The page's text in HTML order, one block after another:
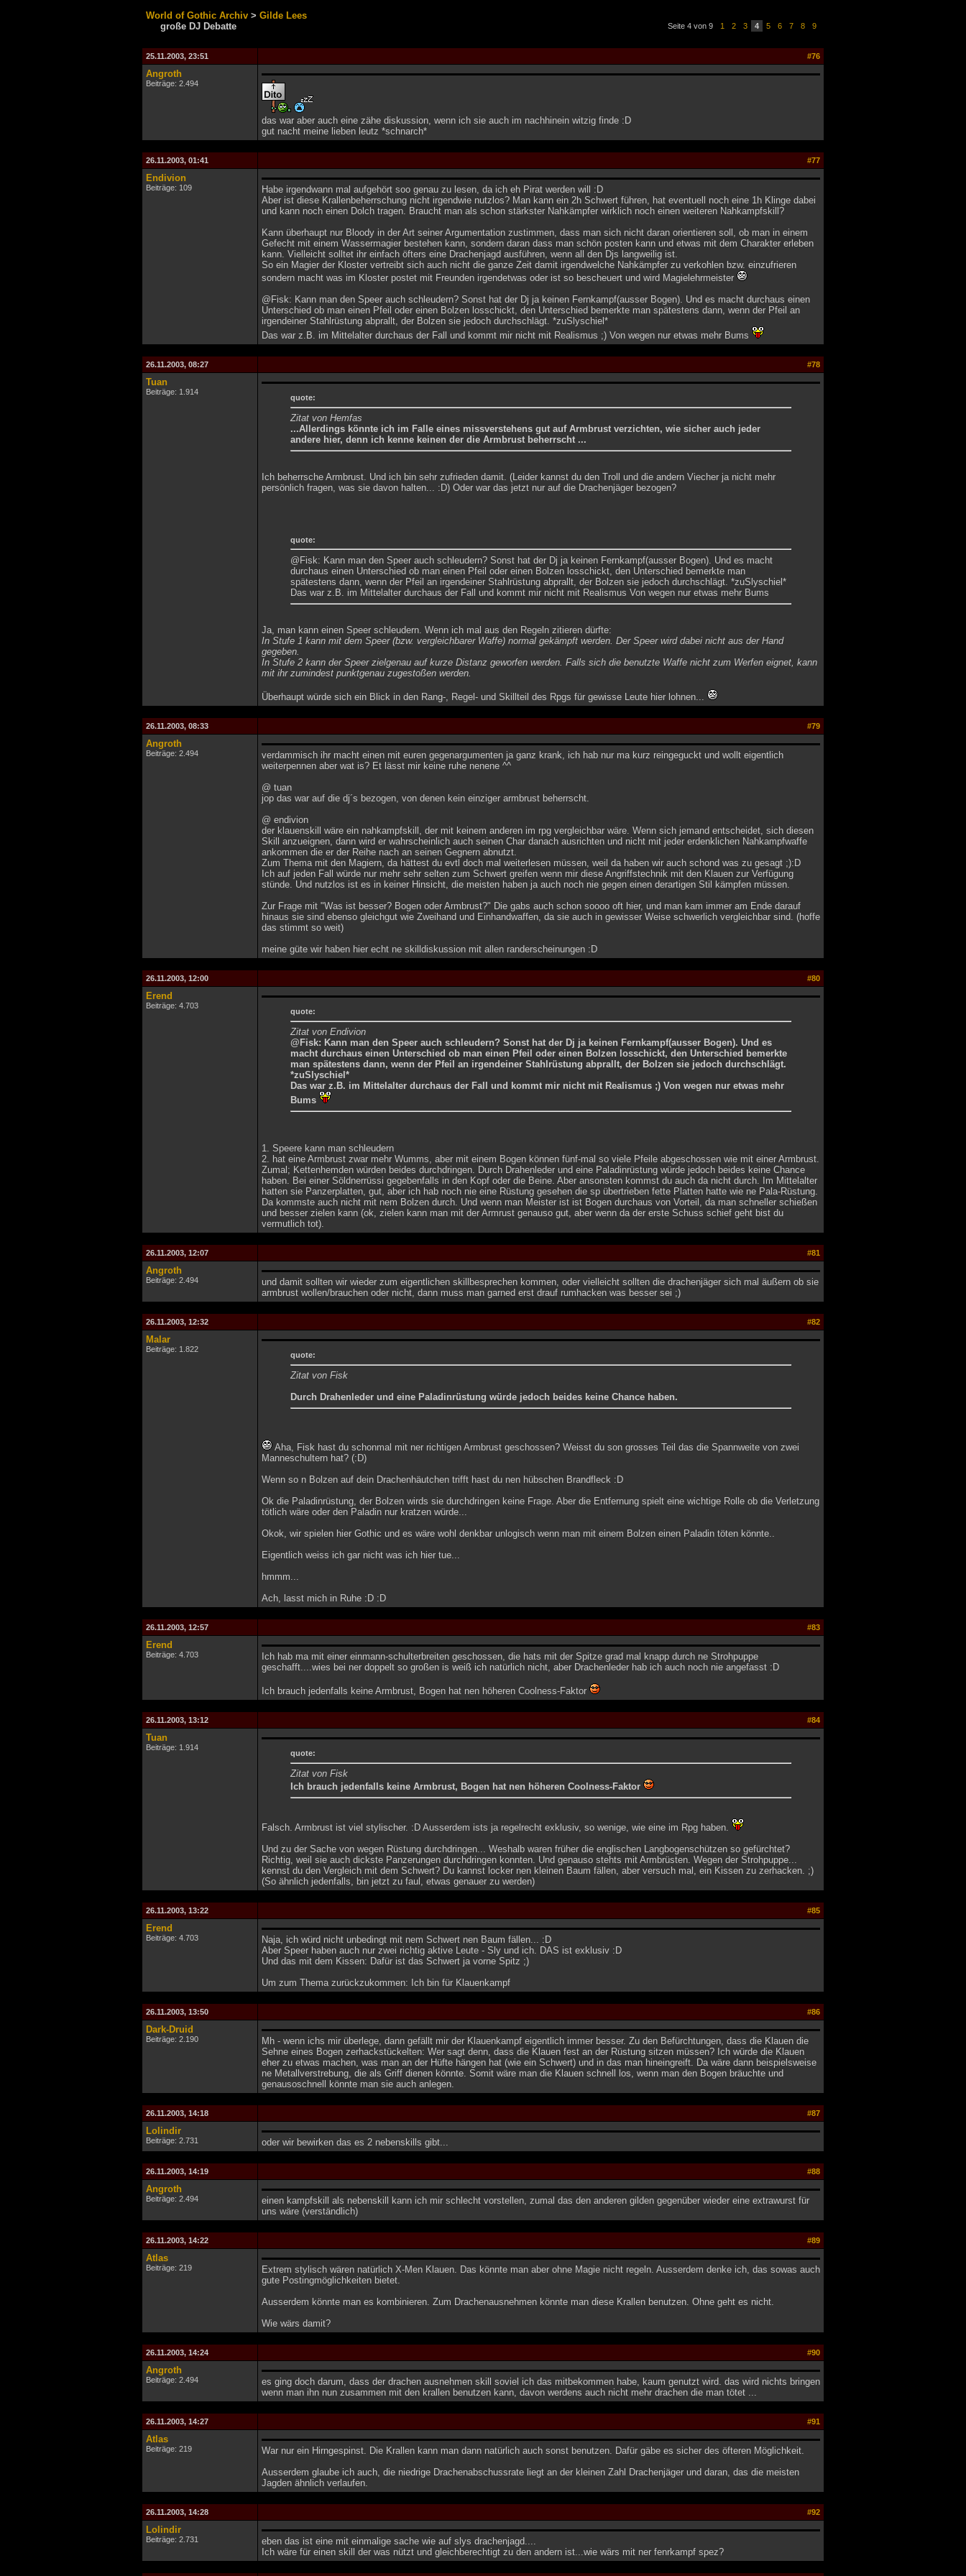
World of Gothic Archiv > Gilde Lees
große DJ Debatte
Seite 4 von 9 1 2 3 4 5 6 7 8 9
25.11.2003, 23:51 #76
Angroth
Beiträge: 2.494
das war aber auch eine zähe diskussion, wenn ich sie auch im nachhinein witzig finde :D
gut nacht meine lieben leutz *schnarch*
26.11.2003, 01:41 #77
Endivion
Beiträge: 109
Habe irgendwann mal aufgehört soo genau zu lesen, da ich eh Pirat werden will :D
Aber ist diese Krallenbeherrschung nicht irgendwie nutzlos? Man kann ein 2h Schwert führen, hat eventuell noch eine 1h Klinge dabei
und kann noch einen Dolch tragen. Braucht man als schon stärkster Nahkämpfer wirklich noch einen weiteren Nahkampfskill?
Kann überhaupt nur Bloody in der Art seiner Argumentation zustimmen, dass man sich nicht daran orientieren soll, ob man in einem
Gefecht mit einem Wassermagier bestehen kann, sondern daran dass man schön posten kann und etwas mit dem Charakter erleben
kann. Vielleicht solltet ihr einfach öfters eine Drachenjagd ausführen, wenn all den Djs langweilig ist.
So ein Magier der Kloster vertreibt sich auch nicht die ganze Zeit damit irgendwelche Nahkämpfer zu verkohlen bzw. einzufrieren
sondern macht was im Kloster postet mit Freunden irgendetwas oder ist so bescheuert und wird Magielehrmeister
@Fisk: Kann man den Speer auch schleudern? Sonst hat der Dj ja keinen Fernkampf(ausser Bogen). Und es macht durchaus einen
Unterschied ob man einen Pfeil oder einen Bolzen losschickt, den Unterschied bemerkte man spätestens dann, wenn der Pfeil an
irgendeiner Stahlrüstung abprallt, der Bolzen sie jedoch durchschlägt. *zuSlyschiel*
Das war z.B. im Mittelalter durchaus der Fall und kommt mir nicht mit Realismus ;) Von wegen nur etwas mehr Bums
26.11.2003, 08:27 #78
Tuan
Beiträge: 1.914
quote:
Zitat von Hemfas
...Allerdings könnte ich im Falle eines missverstehens gut auf Armbrust verzichten, wie sicher auch jeder
andere hier, denn ich kenne keinen der die Armbrust beherrscht ...
Ich beherrsche Armbrust. Und ich bin sehr zufrieden damit. (Leider kannst du den Troll und die andern Viecher ja nicht mehr
persönlich fragen, was sie davon halten... :D) Oder war das jetzt nur auf die Drachenjäger bezogen?
quote:
@Fisk: Kann man den Speer auch schleudern? Sonst hat der Dj ja keinen Fernkampf(ausser Bogen). Und es macht
durchaus einen Unterschied ob man einen Pfeil oder einen Bolzen losschickt, den Unterschied bemerkte man
spätestens dann, wenn der Pfeil an irgendeiner Stahlrüstung abprallt, der Bolzen sie jedoch durchschlägt. *zuSlyschiel*
Das war z.B. im Mittelalter durchaus der Fall und kommt mir nicht mit Realismus Von wegen nur etwas mehr Bums
Ja, man kann einen Speer schleudern. Wenn ich mal aus den Regeln zitieren dürfte:
In Stufe 1 kann mit dem Speer (bzw. vergleichbarer Waffe) normal gekämpft werden. Der Speer wird dabei nicht aus der Hand
gegeben.
In Stufe 2 kann der Speer zielgenau auf kurze Distanz geworfen werden. Falls sich die benutzte Waffe nicht zum Werfen eignet, kann
mit ihr zumindest punktgenau zugestoßen werden.
Überhaupt würde sich ein Blick in den Rang-, Regel- und Skillteil des Rpgs für gewisse Leute hier lohnen...
26.11.2003, 08:33 #79
Angroth
Beiträge: 2.494
verdammisch ihr macht einen mit euren gegenargumenten ja ganz krank, ich hab nur ma kurz reingeguckt und wollt eigentlich
weiterpennen aber wat is? Et lässt mir keine ruhe nenene ^^
@ tuan
jop das war auf die dj´s bezogen, von denen kein einziger armbrust beherrscht.
@ endivion
der klauenskill wäre ein nahkampfskill, der mit keinem anderen im rpg vergleichbar wäre. Wenn sich jemand entscheidet, sich diesen
Skill anzueignen, dann wird er wahrscheinlich auch seinen Char danach ausrichten und nicht mit jeder erdenklichen Nahkampfwaffe
ankommen die er der Reihe nach an seinen Gegnern abnutzt.
Zum Thema mit den Magiern, da hättest du evtl doch mal weiterlesen müssen, weil da haben wir auch schond was zu gesagt ;):D
Ich auf jeden Fall würde nur mehr sehr selten zum Schwert greifen wenn mir diese Angriffstechnik mit den Klauen zur Verfügung
stünde. Und nutzlos ist es in keiner Hinsicht, die meisten haben ja auch noch nie gegen einen derartigen Stil kämpfen müssen.
Zur Frage mit "Was ist besser? Bogen oder Armbrust?" Die gabs auch schon soooo oft hier, und man kam immer am Ende darauf
hinaus sie sind ebenso gleichgut wie Zweihand und Einhandwaffen, da sie auch in gewisser Weise schwerlich vergleichbar sind. (hoffe
das stimmt so weit)
meine güte wir haben hier echt ne skilldiskussion mit allen randerscheinungen :D
26.11.2003, 12:00 #80
Erend
Beiträge: 4.703
quote:
Zitat von Endivion
@Fisk: Kann man den Speer auch schleudern? Sonst hat der Dj ja keinen Fernkampf(ausser Bogen). Und es
macht durchaus einen Unterschied ob man einen Pfeil oder einen Bolzen losschickt, den Unterschied bemerkte
man spätestens dann, wenn der Pfeil an irgendeiner Stahlrüstung abprallt, der Bolzen sie jedoch durchschlägt.
*zuSlyschiel*
Das war z.B. im Mittelalter durchaus der Fall und kommt mir nicht mit Realismus ;) Von wegen nur etwas mehr
Bums
1. Speere kann man schleudern
2. hat eine Armbrust zwar mehr Wumms, aber mit einem Bogen können fünf-mal so viele Pfeile abgeschossen wie mit einer Armbrust.
Zumal; Kettenhemden würden beides durchdringen. Durch Drahenleder und eine Paladinrüstung würde jedoch beides keine Chance
haben. Bei einer Söldnerrüssi gegebenfalls in den Kopf oder die Beine. Aber ansonsten kommst du auch da nicht durch. Im Mittelalter
hatten sie Panzerplatten, gut, aber ich hab noch nie eine Rüstung gesehen die sp übertrieben fette Platten hatte wie ne Pala-Rüstung.
Da kommste auch nicht mit nem Bolzen durch. Und wenn man Meister ist ist Bogen durchaus von Vorteil, da man schneller schießen
und besser zielen kann (ok, zielen kann man mit der Armrust genauso gut, aber wenn da der erste Schuss schief geht bist du
vermutlich tot).
26.11.2003, 12:07 #81
Angroth
Beiträge: 2.494
und damit sollten wir wieder zum eigentlichen skillbesprechen kommen, oder vielleicht sollten die drachenjäger sich mal äußern ob sie
armbrust wollen/brauchen oder nicht, dann muss man garned erst drauf rumhacken was besser sei ;)
26.11.2003, 12:32 #82
Malar
Beiträge: 1.822
quote:
Zitat von Fisk
Durch Drahenleder und eine Paladinrüstung würde jedoch beides keine Chance haben.
Aha, Fisk hast du schonmal mit ner richtigen Armbrust geschossen? Weisst du son grosses Teil das die Spannweite von zwei
Manneschultern hat? (:D)
Wenn so n Bolzen auf dein Drachenhäutchen trifft hast du nen hübschen Brandfleck :D
Ok die Paladinrüstung, der Bolzen wirds sie durchdringen keine Frage. Aber die Entfernung spielt eine wichtige Rolle ob die Verletzung
tötlich wäre oder den Paladin nur kratzen würde...
Okok, wir spielen hier Gothic und es wäre wohl denkbar unlogisch wenn man mit einem Bolzen einen Paladin töten könnte..
Eigentlich weiss ich gar nicht was ich hier tue...
hmmm...
Ach, lasst mich in Ruhe :D :D
26.11.2003, 12:57 #83
Erend
Beiträge: 4.703
Ich hab ma mit einer einmann-schulterbreiten geschossen, die hats mit der Spitze grad mal knapp durch ne Strohpuppe
geschafft....wies bei ner doppelt so großen is weiß ich natürlich nicht, aber Drachenleder hab ich auch noch nie angefasst :D
Ich brauch jedenfalls keine Armbrust, Bogen hat nen höheren Coolness-Faktor
26.11.2003, 13:12 #84
Tuan
Beiträge: 1.914
quote:
Zitat von Fisk
Ich brauch jedenfalls keine Armbrust, Bogen hat nen höheren Coolness-Faktor
Falsch. Armbrust ist viel stylischer. :D Ausserdem ists ja regelrecht exklusiv, so wenige, wie eine im Rpg haben.
Und zu der Sache von wegen Rüstung durchdringen... Weshalb waren früher die englischen Langbogenschützen so gefürchtet?
Richtig, weil sie auch dickste Panzerungen durchdringen konnten. Und genauso stehts mit Armbrüsten. Wegen der Strohpuppe...
kennst du den Vergleich mit dem Schwert? Du kannst locker nen kleinen Baum fällen, aber versuch mal, ein Kissen zu zerhacken. ;)
(So ähnlich jedenfalls, bin jetzt zu faul, etwas genauer zu werden)
26.11.2003, 13:22 #85
Erend
Beiträge: 4.703
Naja, ich würd nicht unbedingt mit nem Schwert nen Baum fällen... :D
Aber Speer haben auch nur zwei richtig aktive Leute - Sly und ich. DAS ist exklusiv :D
Und das mit dem Kissen: Dafür ist das Schwert ja vorne Spitz ;)
Um zum Thema zurückzukommen: Ich bin für Klauenkampf
26.11.2003, 13:50 #86
Dark-Druid
Beiträge: 2.190
Mh - wenn ichs mir überlege, dann gefällt mir der Klauenkampf eigentlich immer besser. Zu den Befürchtungen, dass die Klauen die
Sehne eines Bogen zerhackstückelten: Wer sagt denn, dass die Klauen fest an der Rüstung sitzen müssen? Ich würde die Klauen
eher zu etwas machen, was man an der Hüfte hängen hat (wie ein Schwert) und in das man hineingreift. Da wäre dann beispielsweise
ne Metallverstrebung, die als Griff dienen könnte. Somit wäre man die Klauen schnell los, wenn man den Bogen bräuchte und
genausoschnell könnte man sie auch anlegen.
26.11.2003, 14:18 #87
Lolindir
Beiträge: 2.731 oder wir bewirken das es 2 nebenskills gibt...
26.11.2003, 14:19 #88
Angroth
Beiträge: 2.494
einen kampfskill als nebenskill kann ich mir schlecht vorstellen, zumal das den anderen gilden gegenüber wieder eine extrawurst für
uns wäre (verständlich)
26.11.2003, 14:22 #89
Atlas
Beiträge: 219
Extrem stylisch wären natürlich X-Men Klauen. Das könnte man aber ohne Magie nicht regeln. Ausserdem denke ich, das sowas auch
gute Postingmöglichkeiten bietet.
Ausserdem könnte man es kombinieren. Zum Drachenausnehmen könnte man diese Krallen benutzen. Ohne geht es nicht.
Wie wärs damit?
26.11.2003, 14:24 #90
Angroth
Beiträge: 2.494
es ging doch darum, dass der drachen ausnehmen skill soviel ich das mitbekommen habe, kaum genutzt wird. das wird nichts bringen
wenn man ihn nun zusammen mit den krallen benutzen kann, davon werdens auch nicht mehr drachen die man tötet ...
26.11.2003, 14:27 #91
Atlas
Beiträge: 219
War nur ein Hirngespinst. Die Krallen kann man dann natürlich auch sonst benutzen. Dafür gäbe es sicher des öfteren Möglichkeit.
Ausserdem glaube ich auch, die niedrige Drachenabschussrate liegt an der kleinen Zahl Drachenjäger und daran, das die meisten
Jagden ähnlich verlaufen.
26.11.2003, 14:28 #92
Lolindir
Beiträge: 2.731
eben das ist eine mit einmalige sache wie auf slys drachenjagd....
Ich wäre für einen skill der was nützt und gleichberechtigt zu den andern ist...wie wärs mit ner fenrkampf spez?